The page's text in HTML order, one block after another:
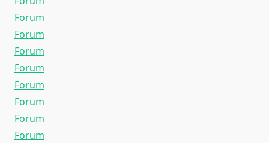
Forum
Forum
Forum
Forum
Forum
Forum
Forum
Forum